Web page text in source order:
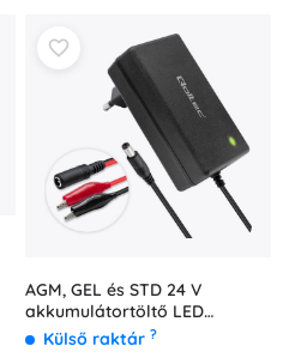
AGM, GEL és STD 24 V
akkumulátortöltő LED
jelzéssel és 1,8 m kábellel
Külső raktár ?